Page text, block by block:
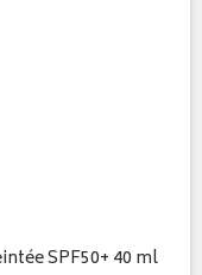
SPF50+ 40 ml